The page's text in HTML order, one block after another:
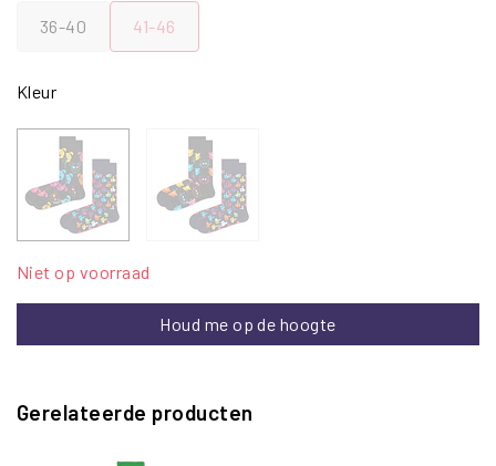
36-40 41-46
Kleur
Niet op voorraad
Houd me op de hoogte
Gerelateerde producten